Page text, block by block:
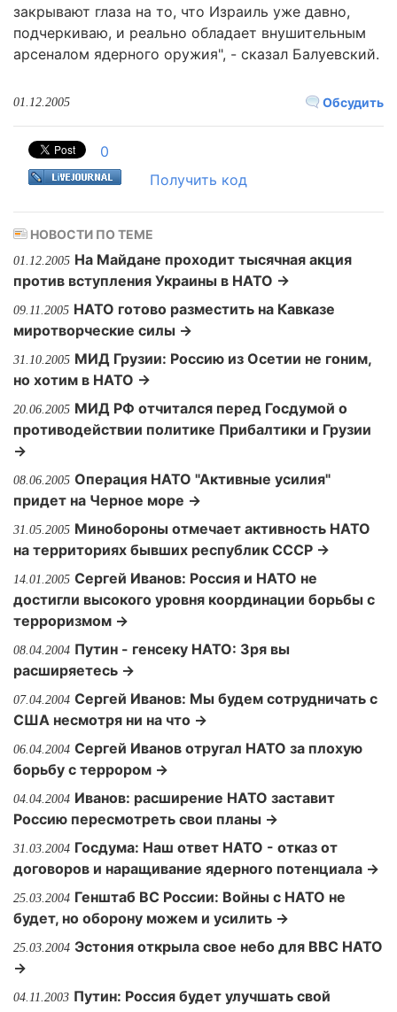
закрывают глаза на то, что Израиль уже давно,
подчеркиваю, и реально обладает внушительным
арсеналом ядерного оружия", - сказал Балуевский.
Обсудить
01.12.2005
0
Получить код
НОВОСТИ ПО ТЕМЕ
01.12.2005 На Майдане проходит тысячная акция
против вступления Украины в НАТО →
09.11.2005 НАТО готово разместить на Кавказе
миротворческие силы →
31.10.2005 МИД Грузии: Россию из Осетии не гоним,
но хотим в НАТО →
20.06.2005 МИД РФ отчитался перед Госдумой о
противодействии политике Прибалтики и Грузии
→
08.06.2005 Операция НАТО "Активные усилия"
придет на Черное море →
31.05.2005 Минобороны отмечает активность НАТО
на территориях бывших республик СССР →
14.01.2005 Сергей Иванов: Россия и НАТО не
достигли высокого уровня координации борьбы с
терроризмом →
08.04.2004 Путин - генсеку НАТО: Зря вы
расширяетесь →
07.04.2004 Сергей Иванов: Мы будем сотрудничать с
США несмотря ни на что →
06.04.2004 Сергей Иванов отругал НАТО за плохую
борьбу с террором →
04.04.2004 Иванов: расширение НАТО заставит
Россию пересмотреть свои планы →
31.03.2004 Госдума: Наш ответ НАТО - отказ от
договоров и наращивание ядерного потенциала →
25.03.2004 Генштаб ВС России: Войны с НАТО не
будет, но оборону можем и усилить →
25.03.2004 Эстония открыла свое небо для ВВС НАТО
→
04.11.2003 Путин: Россия будет улучшать свой